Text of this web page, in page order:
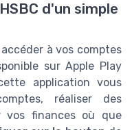
d'un simple
à vos comptes
sur Apple Play
application vous
réaliser des
vos finances où que